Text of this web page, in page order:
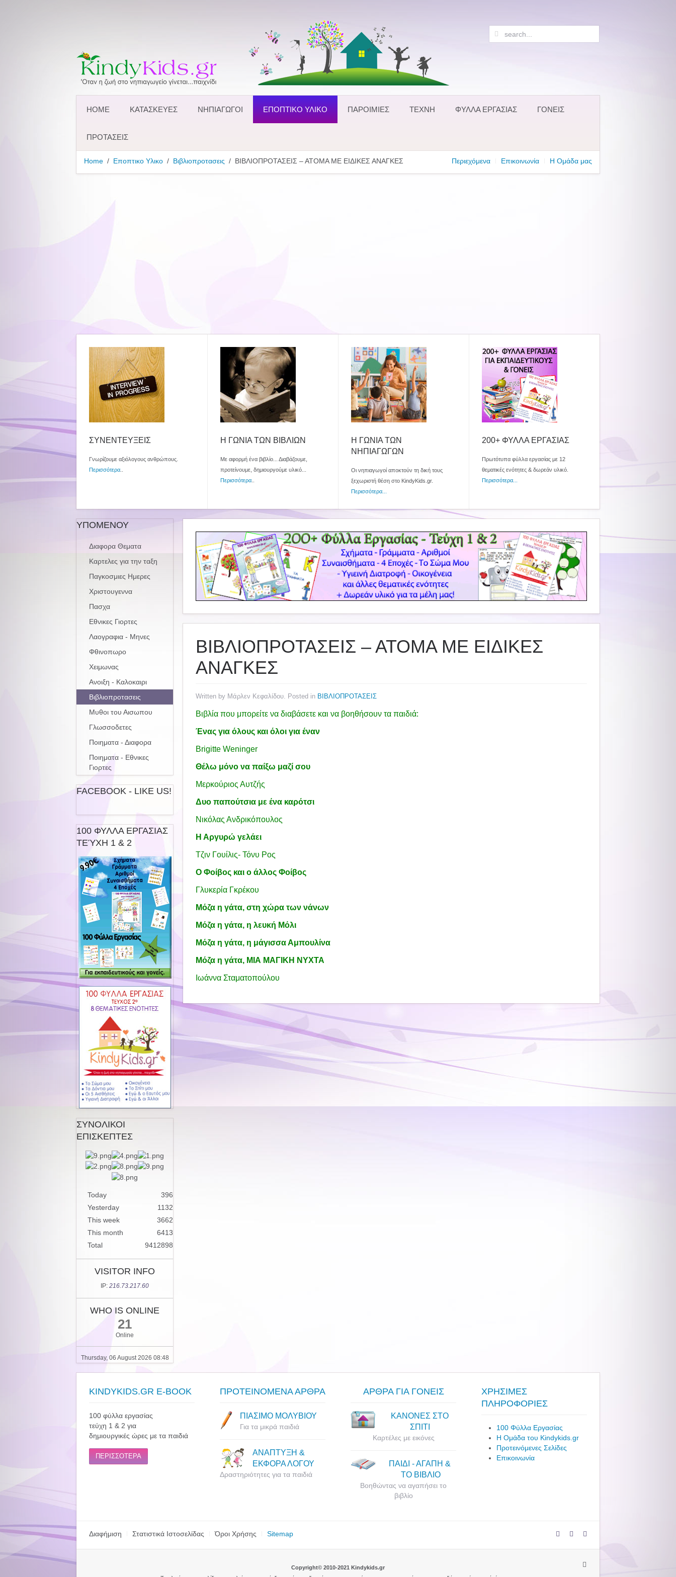
HOME ΚΑΤΑΣΚΕΥΕΣ ΝΗΠΙΑΓΩΓΟΙ ΕΠΟΠΤΙΚΟ ΥΛΙΚΟ ΠΑΡΟΙΜΙΕΣ ΤΕΧΝΗ ΦΥΛΛΑ ΕΡΓΑΣΙΑΣ ΓΟΝΕΙΣ
ΠΡΟΤΑΣΕΙΣ
Home Εποπτικο Υλικο Βιβλιοπροτασεις ΒΙΒΛΙΟΠΡΟΤΑΣΕΙΣ – ΑΤΟΜΑ ΜΕ ΕΙΔΙΚΕΣ ΑΝΑΓΚΕΣ Περιεχόμενα Επικοινωνία Η Ομάδα μας
ΣΥΝΕΝΤΕΥΞΕΙΣ
Γνωρίζουμε αξιόλογους ανθρώπους.
Περισσότερα
Η ΓΩΝΙΑ ΤΩΝ ΒΙΒΛΙΩΝ
Με αφορμή ένα βιβλίο... Διαβάζουμε,
προτείνουμε, δημιουργούμε υλικό...
Περισσότερα
Η ΓΩΝΙΑ ΤΩΝ
ΝΗΠΙΑΓΩΓΩΝ
Οι νηπιαγωγοί αποκτούν τη δική τους
ξεχωριστή θέση στο KindyKids.gr.
Περισσότερα...
200+ ΦΥΛΛΑ ΕΡΓΑΣΙΑΣ
Πρωτότυπα φύλλα εργασίας με 12
θεματικές ενότητες & δωρεάν υλικό.
Περισσότερα...
ΒΙΒΛΙΟΠΡΟΤΑΣΕΙΣ – ΑΤΟΜΑ ΜΕ ΕΙΔΙΚΕΣ
ΑΝΑΓΚΕΣ
Written by Μάρλεν Κεφαλίδου. Posted in ΒΙΒΛΙΟΠΡΟΤΑΣΕΙΣ
Βιβλία που μπορείτε να διαβάσετε και να βοηθήσουν τα παιδιά:
Ένας για όλους και όλοι για έναν
Brigitte Weninger
Θέλω μόνο να παίξω μαζί σου
Μερκούριος Αυτζής
Δυο παπούτσια με ένα καρότσι
Νικόλας Ανδρικόπουλος
Η Αργυρώ γελάει
Τζιν Γουίλις- Τόνυ Ρος
Ο Φοίβος και ο άλλος Φοίβος
Γλυκερία Γκρέκου
Μόζα η γάτα, στη χώρα των νάνων
Μόζα η γάτα, η λευκή Μόλι
Μόζα η γάτα, η μάγισσα Αμπουλίνα
Μόζα η γάτα, ΜΙΑ ΜΑΓΙΚΗ ΝΥΧΤΑ
Ιωάννα Σταματοπούλου
ΥΠΟΜΕΝΟΥ
Διαφορα Θεματα
Καρτελες για την ταξη
Παγκοσμιες Ημερες
Χριστουγεννα
Πασχα
Εθνικες Γιορτες
Λαογραφια - Μηνες
Φθινοπωρο
Χειμωνας
Ανοιξη - Καλοκαιρι
Βιβλιοπροτασεις
Μυθοι του Αισωπου
Γλωσσοδετες
Ποιηματα - Διαφορα
Ποιηματα - Εθνικες
Γιορτες
FACEBOOK - LIKE US!
100 ΦΥΛΛΑ ΕΡΓΑΣΙΑΣ
ΤΕΎΧΗ 1 & 2
ΣΥΝΟΛΙΚΟΙ
ΕΠΙΣΚΕΠΤΕΣ
Today
396
Yesterday
1132
This week
3662
This month
6413
Total
9412898
VISITOR INFO
IP: 216.73.217.60
WHO IS ONLINE
21
Online
Thursday, 06 August 2026 08:48
KINDYKIDS.GR E-BOOK
100 φύλλα εργασίας
τεύχη 1 & 2 για
δημιουργικές ώρες με τα παιδιά
ΠΕΡΙΣΣΟΤΕΡΑ
ΠΡΟΤΕΙΝΟΜΕΝΑ ΑΡΘΡΑ
ΠΙΑΣΙΜΟ ΜΟΛΥΒΙΟΥ
Για τα μικρά παιδιά
ΑΝΑΠΤΥΞΗ &
ΕΚΦΟΡΑ ΛΟΓΟΥ
Δραστηριότητες για τα παιδιά
ΑΡΘΡΑ ΓΙΑ ΓΟΝΕΙΣ
ΚΑΝΟΝΕΣ ΣΤΟ
ΣΠΙΤΙ
Καρτέλες με εικόνες
ΠΑΙΔΙ - ΑΓΑΠΗ &
ΤΟ ΒΙΒΛΙΟ
Βοηθώντας να αγαπήσει το
βιβλίο
ΧΡΗΣΙΜΕΣ
ΠΛΗΡΟΦΟΡΙΕΣ
100 Φύλλα Εργασίας
Η Ομάδα του Kindykids.gr
Προτεινόμενες Σελίδες
Επικοινωνία
Διαφήμιση Στατιστικά Ιστοσελίδας Όροι Χρήσης Sitemap
Copyright© 2010-2021 Kindykids.gr